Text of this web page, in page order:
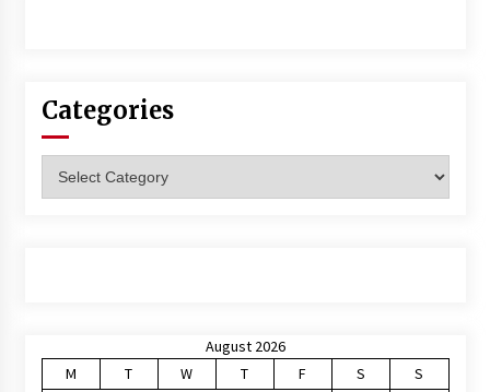
Categories
August 2026
M
T W T F S
S